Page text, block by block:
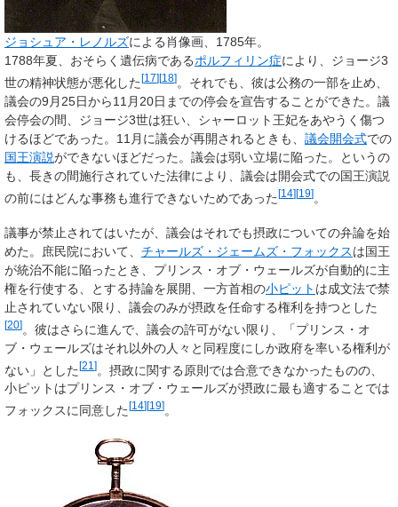
ジョシュア・レノルズによる肖像画、1785年。
1788年夏、おそらく遺伝病であるポルフィリン症により、ジョージ3
世の精神状態が悪化した[17][18]。それでも、彼は公務の一部を止め、
議会の9月25日から11月20日までの停会を宣告することができた。議
会停会の間、ジョージ3世は狂い、シャーロット王妃をあやうく傷つ
けるほどであった。11月に議会が再開されるときも、 議会開会式での
国王演説ができないほどだった。議会は弱い立場に陥った。というの
も、長きの間施行されていた法律により、議会は開会式での国王演説
の前にはどんな事務も進行できないためであった[14][19]。
議事が禁止されてはいたが、議会はそれでも摂政についての弁論を始
めた。庶民院において、 チャールズ・ジェームズ・フォックスは国王
が統治不能に陥ったとき、プリンス・オブ・ウェールズが自動的に主
権を行使する、とする持論を展開、一方首相の小ピット は成文法で禁
止されていない限り、議会のみが摂政を任命する権利を持つとした
[20]。彼はさらに進んで、議会の許可がない限り、「プリンス・オ
ブ・ウェールズはそれ以外の人々と同程度にしか政府を率いる権利が
ない」とした[21 ]。摂政に関する原則では合意できなかったものの、
小ピットはプリンス・オブ・ウェールズが摂政に最も適することでは
フォックスに同意した [14][19] 。